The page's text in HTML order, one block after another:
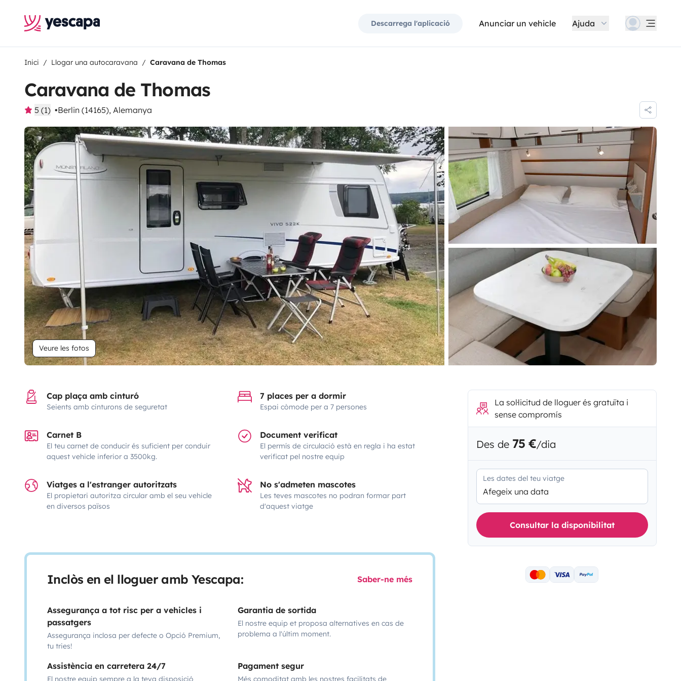
Descarrega l'aplicació Anunciar un vehicle Ajuda
Inici Llogar una autocaravana Caravana de Thomas
Caravana de Thomas
5 (1) Berlin (14165), Alemanya
Veure les fotos
Cap plaça amb cinturó
Seients amb cinturons de seguretat
7 places per a dormir
Espai còmode per a 7 persones
Carnet B
El teu carnet de conducir és suficient per conduir
aquest vehicle inferior a 3500kg.
Document verificat
El permís de circulació està en regla i ha estat
verificat pel nostre equip
Viatges a l'estranger autoritzats
El propietari autoritza circular amb el seu vehicle
en diversos països
No s'admeten mascotes
Les teves mascotes no podran formar part
d'aquest viatge
Inclòs en el lloguer amb Yescapa: Saber-ne més
Assegurança a tot risc per a vehicles i
passatgers
Assegurança inclosa per defecte o Opció Premium,
tu tries!
Garantia de sortida
El nostre equip et proposa alternatives en cas de
problema a l'últim moment.
Assistència en carretera 24/7
El nostre equip sempre a la teva disposició
Pagament segur
Més comoditat amb les nostres facilitats de
La sol·licitud de lloguer és gratuïta i
sense compromís
Des de 75 €/dia
Les dates del teu viatge
Afegeix una data
Consultar la disponibilitat